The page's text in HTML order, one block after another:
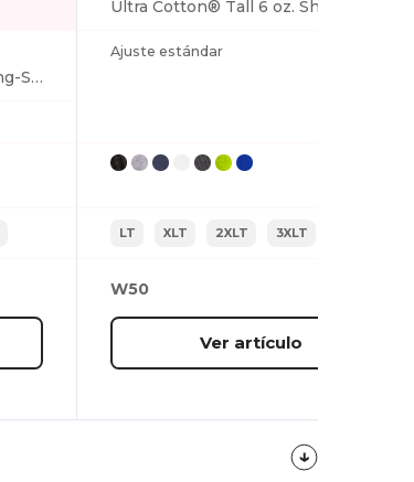
Adult 6.0 oz., 100% Cotton Long-Sleeve T-Shirt
Ajuste estándar
LT XLT 2XLT 3XLT
W50
Ver artículo